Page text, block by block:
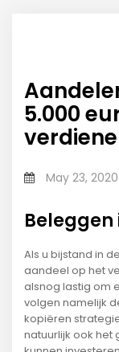
5.000
May 23, 2020
Als u bijstand in
aandeel op het
alsnog lastig om
volgen namelijk
kopiëren
natuurlijk ook het